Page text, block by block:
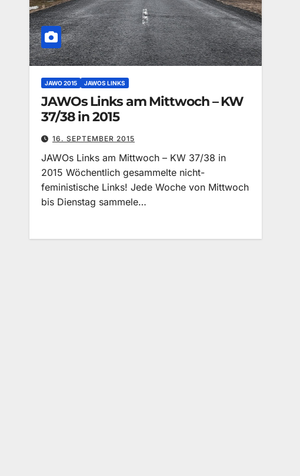
JAWO 2015 JAWOS LINKS
JAWOs Links am Mittwoch – KW
37/38 in 2015
16. SEPTEMBER 2015
JAWOs Links am Mittwoch – KW 37/38 in
2015 Wöchentlich gesammelte nicht-
feministische Links! Jede Woche von Mittwoch
bis Dienstag sammele…